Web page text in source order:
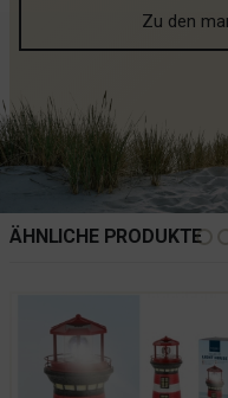
Zu den
ÄHNLICHE PRODUKTE